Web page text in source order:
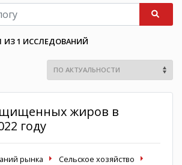
ИЗ 1 ИССЛЕДОВАНИЙ
жиров в
году
рынка
Сельское хозяйство